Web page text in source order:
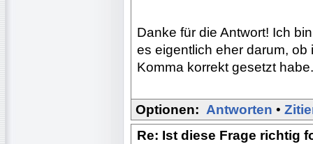
Danke für die Antwort! Ich
es eigentlich eher darum,
Komma korrekt gesetzt habe.
Optionen: Antworten •
Re: Ist diese Frage richtig